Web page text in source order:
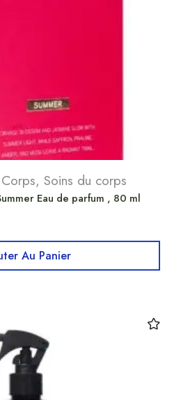
Corps, Soins du corps
Eau de parfum , 80 ml
Au Panier